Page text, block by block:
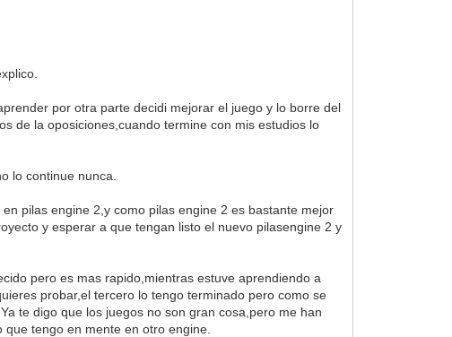
por otra parte decidi mejorar el juego y lo borre del
de la oposiciones,cuando termine con mis estudios lo
lo continue nunca.
pilas engine 2,y como pilas engine 2 es bastante mejor
y esperar a que tengan listo el nuevo pilasengine 2 y
pero es mas rapido,mientras estuve aprendiendo a
probar,el tercero lo tengo terminado pero como se
te digo que los juegos no son gran cosa,pero me han
tengo en mente en otro engine.